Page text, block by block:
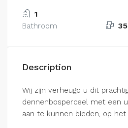
1
Bathroom 35
Description
Wij zijn verheugd u dit
dennenbosperceel met een
aan te kunnen bieden, op het